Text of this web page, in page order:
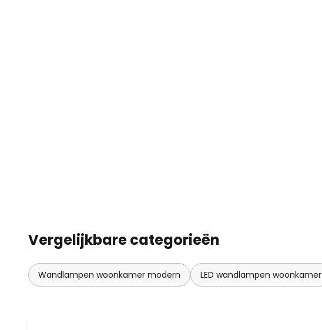
Vergelijkbare categorieën
Wandlampen woonkamer modern LED wandlampen woonkamer